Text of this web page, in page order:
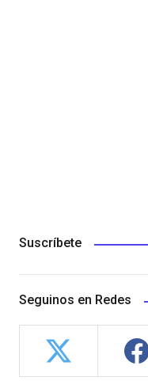
Suscríbete
Seguinos en Redes